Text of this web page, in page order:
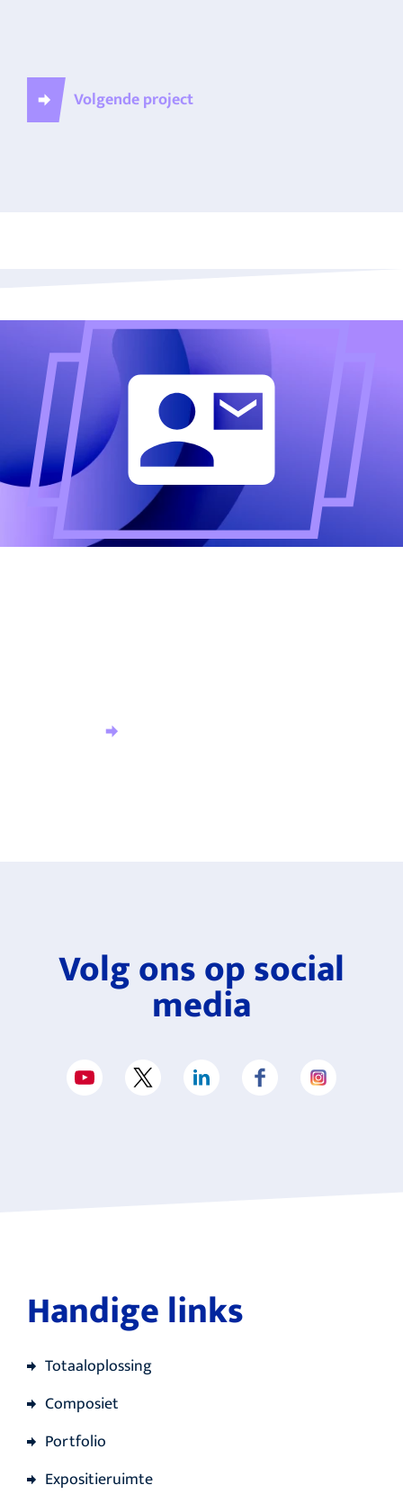
Volgende project
Volg ons op social
media
Handige links
Totaaloplossing
Composiet
Portfolio
Expositieruimte